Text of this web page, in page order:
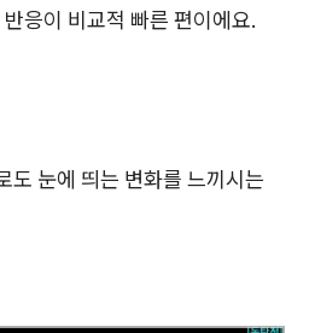
응이 비교적 빠른 편이에요.
도 눈에 띄는 변화를 느끼시는